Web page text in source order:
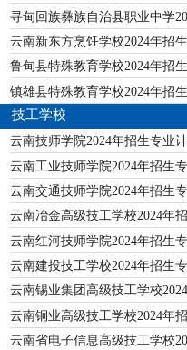
寻甸回族彝族自治县职业中学
云南新东方烹饪学校2024年招
鲁甸县特殊教育学校2024年招
镇雄县特殊教育学校2024年招
技工学校
云南技师学院2024年招生专业
云南工业技师学院2024年招生
云南交通技师学院2024年招生
云南冶金高级技工学校2024年
云南红河技师学院2024年招生
云南建投技工学校2024年招生
云南锡业集团高级技工学校
云南铜业高级技工学校2024年
云南省电子信息高级技工学校